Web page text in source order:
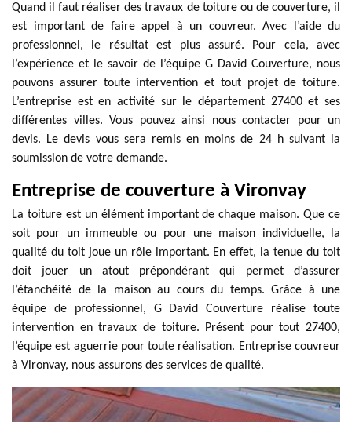
Quand il faut réaliser des travaux de toiture ou de couverture, il
est important de faire appel à un couvreur. Avec l’aide du
professionnel, le résultat est plus assuré. Pour cela, avec
l’expérience et le savoir de l’équipe G David Couverture, nous
pouvons assurer toute intervention et tout projet de toiture.
L’entreprise est en activité sur le département 27400 et ses
différentes villes. Vous pouvez ainsi nous contacter pour un
devis. Le devis vous sera remis en moins de 24 h suivant la
soumission de votre demande.
Entreprise de couverture à Vironvay
La toiture est un élément important de chaque maison. Que ce
soit pour un immeuble ou pour une maison individuelle, la
qualité du toit joue un rôle important. En effet, la tenue du toit
doit jouer un atout prépondérant qui permet d’assurer
l’étanchéité de la maison au cours du temps. Grâce à une
équipe de professionnel, G David Couverture réalise toute
intervention en travaux de toiture. Présent pour tout 27400,
l’équipe est aguerrie pour toute réalisation. Entreprise couvreur
à Vironvay, nous assurons des services de qualité.